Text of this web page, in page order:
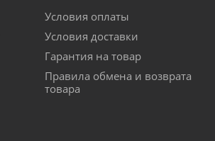
Условия оплаты
Условия доставки
Гарантия на товар
Правила обмена и возврата
товара